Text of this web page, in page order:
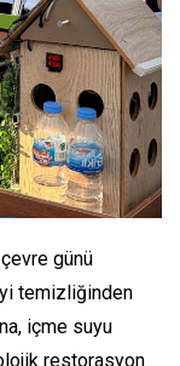
günü
temizliğinden
içme suyu
restorasyon